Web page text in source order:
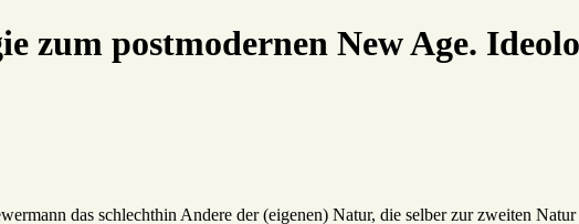
zum postmodernen New Age.
das schlechthin Andere der (eigenen) Natur, die selber zur zweiten